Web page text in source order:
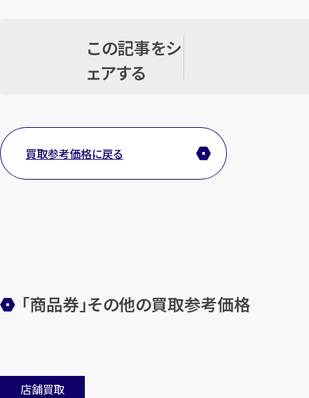
この記事をシ
ェアする
買取参考価格に戻る
「商品券」その他の買取参考価格
店舗買取